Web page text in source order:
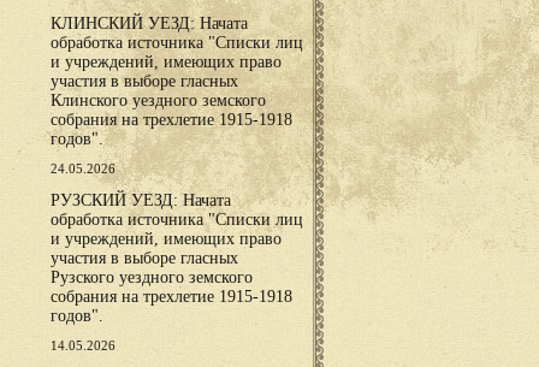
КЛИНСКИЙ УЕЗД: Начата
обработка источника "Списки лиц
и учреждений, имеющих право
участия в выборе гласных
Клинского уездного земского
собрания на трехлетие 1915-1918
годов".
24.05.2026
РУЗСКИЙ УЕЗД: Начата
обработка источника "Списки лиц
и учреждений, имеющих право
участия в выборе гласных
Рузского уездного земского
собрания на трехлетие 1915-1918
годов".
14.05.2026